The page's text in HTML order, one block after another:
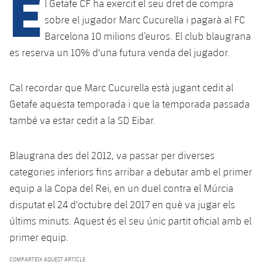
plusicon
més
Spotify Camp Nou
Barça Cafe
Ciutat Esportiva
La Masia
plusicon
més
Serveis
plusicon
més
SUB13
SUB12
SUB11 A
SUB11 B
SUB10 B
SUB9 A
SUB9 B
SUB8 A
SUB13 B
SUB12 C
SUB11 C
Entrades
Gameday Shows
Resultats
Classificacions
Fotos
Història
Palmarès
Base
Barça Atlètic
Cadet A
Cadet B
Infantil A
Mini
Campus Estiu
PLUSICON
Calendari
Entrades
Resultats
Classificació
Jugadors
Barça Atlètic
plusicon
més
Calendari
Resultats
Classificació
Actualitat
Juvenil
Cadet A
PLUSICON
MÉS
Primer equip
plusicon
més
Actualitat
Calendari
Barça Atlètic
plusicon
més
Actualitat
l Getafe CF ha exercit el seu dret de compra
sobre el jugador Marc Cucurella i pagarà al FC
Barcelona 10 milions d’euros. El club blaugrana
es reserva un 10% d'una futura venda del jugador.
Cal recordar que Marc Cucurella està jugant cedit al
Getafe aquesta temporada i que la temporada passada
també va estar cedit a la SD Eibar.
Blaugrana des del 2012, va passar per diverses
categories inferiors fins arribar a debutar amb el primer
equip a la Copa del Rei, en un duel contra el Múrcia
disputat el 24 d'octubre del 2017 en què va jugar els
últims minuts. Aquest és el seu únic partit oficial amb el
primer equip.
COMPARTEIX AQUEST ARTICLE